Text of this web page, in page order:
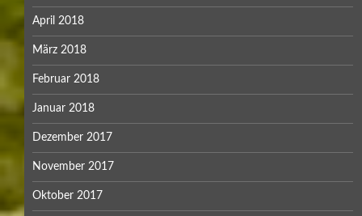
April 2018
März 2018
Februar 2018
Januar 2018
Dezember 2017
November 2017
Oktober 2017